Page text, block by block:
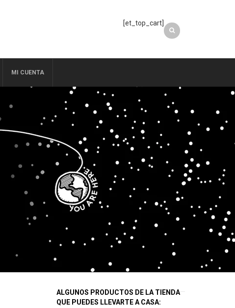
[et_top_cart]
MI CUENTA
ALGUNOS PRODUCTOS DE LA TIENDA
QUE PUEDES LLEVARTE A CASA: